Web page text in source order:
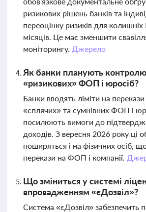
ризикових рішень банків та
переоцінку ризиків для колишніх
місяців. Це має зменшити
моніторингу. Джерело
Як банки планують
«ризикових» ФОП і юросіб?
Банки вводять ліміти на
«сплячих» та сумнівних ФОП і
посилюють вимоги до
доходів. З вересня 2026 року ці
поширяться і на фізичних осіб,
перекази на ФОП і компанії.
Що зміниться у системі
впровадженням «єДозвіл»?
Система «єДозвіл» забезпечить